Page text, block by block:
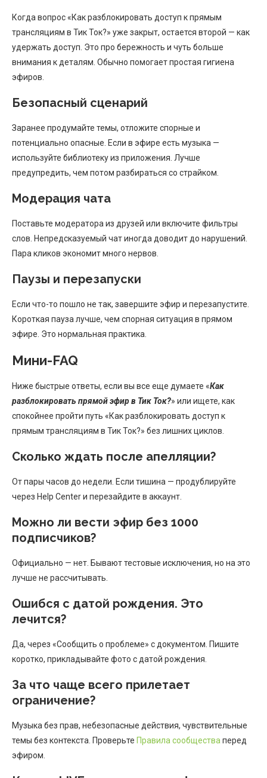
Когда вопрос «Как разблокировать доступ к прямым
трансляциям в Тик Ток?» уже закрыт, остается второй — как
удержать доступ. Это про бережность и чуть больше
внимания к деталям. Обычно помогает простая гигиена
эфиров.
Безопасный сценарий
Заранее продумайте темы, отложите спорные и
потенциально опасные. Если в эфире есть музыка —
используйте библиотеку из приложения. Лучше
предупредить, чем потом разбираться со страйком.
Модерация чата
Поставьте модератора из друзей или включите фильтры
слов. Непредсказуемый чат иногда доводит до нарушений.
Пара кликов экономит много нервов.
Паузы и перезапуски
Если что-то пошло не так, завершите эфир и перезапустите.
Короткая пауза лучше, чем спорная ситуация в прямом
эфире. Это нормальная практика.
Мини-FAQ
Ниже быстрые ответы, если вы все еще думаете «Как
разблокировать прямой эфир в Тик Ток?» или ищете, как
спокойнее пройти путь «Как разблокировать доступ к
прямым трансляциям в Тик Ток?» без лишних циклов.
Сколько ждать после апелляции?
От пары часов до недели. Если тишина — продублируйте
через Help Center и перезайдите в аккаунт.
Можно ли вести эфир без 1000
подписчиков?
Официально — нет. Бывают тестовые исключения, но на это
лучше не рассчитывать.
Ошибся с датой рождения. Это
лечится?
Да, через «Сообщить о проблеме» с документом. Пишите
коротко, прикладывайте фото с датой рождения.
За что чаще всего прилетает
ограничение?
Музыка без прав, небезопасные действия, чувствительные
темы без контекста. Проверьте Правила сообщества перед
эфиром.